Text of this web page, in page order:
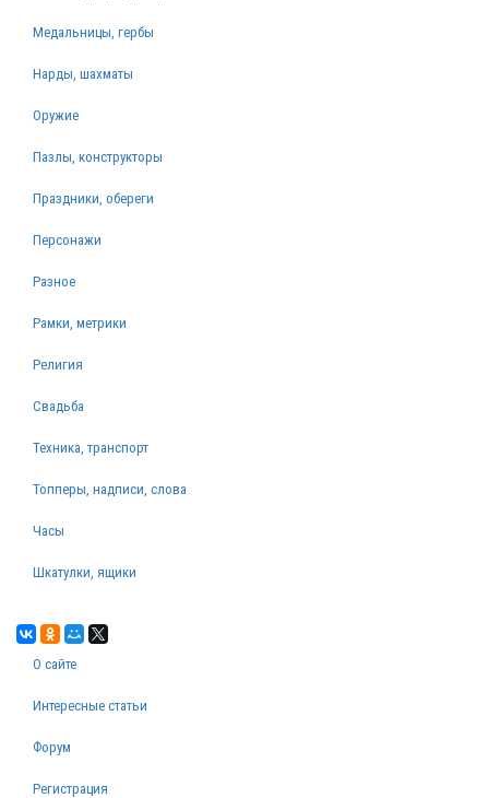
Медальницы, гербы
Нарды, шахматы
Оружие
Пазлы, конструкторы
Праздники, обереги
Персонажи
Разное
Рамки, метрики
Религия
Свадьба
Техника, транспорт
Топперы, надписи, слова
Часы
Шкатулки, ящики
О сайте
Интересные статьи
Форум
Регистрация